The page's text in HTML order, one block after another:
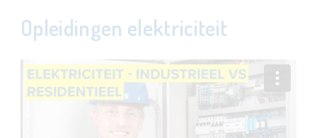
Opleidingen elektriciteit